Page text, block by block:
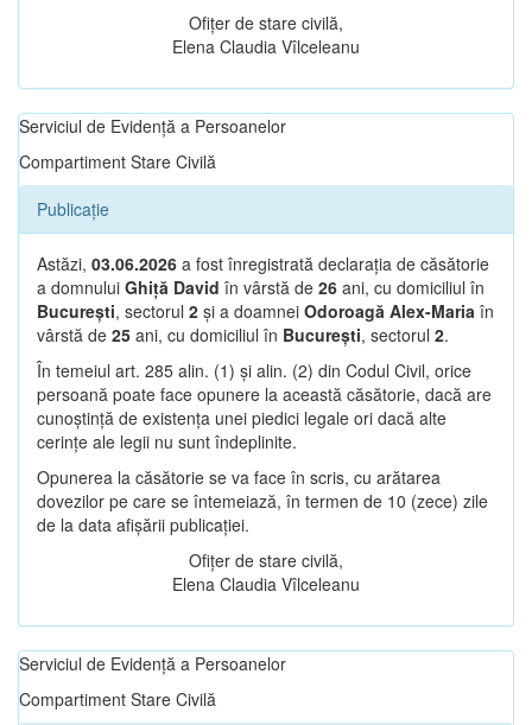
Ofițer de stare civilă,
Elena Claudia Vîlceleanu
Serviciul de Evidență a Persoanelor
Compartiment Stare Civilă
Publicație
Astăzi, 03.06.2026 a fost înregistrată declarația de căsătorie
a domnului Ghiță David în vârstă de 26 ani, cu domiciliul în
București, sectorul 2 și a doamnei Odoroagă Alex-Maria în
vârstă de 25 ani, cu domiciliul în București, sectorul 2.
În temeiul art. 285 alin. (1) și alin. (2) din Codul Civil, orice
persoană poate face opunere la această căsătorie, dacă are
cunoștință de existența unei piedici legale ori dacă alte
cerințe ale legii nu sunt îndeplinite.
Opunerea la căsătorie se va face în scris, cu arătarea
dovezilor pe care se întemeiază, în termen de 10 (zece) zile
de la data afișării publicației.
Ofițer de stare civilă,
Elena Claudia Vîlceleanu
Serviciul de Evidență a Persoanelor
Compartiment Stare Civilă